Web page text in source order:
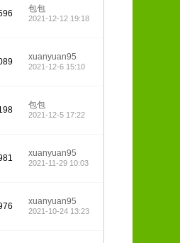
包包
2021-12-12 19:18
xuanyuan95
2021-12-6 15:10
包包
2021-12-5 17:22
xuanyuan95
2021-11-29 10:03
xuanyuan95
2021-10-24 13:23